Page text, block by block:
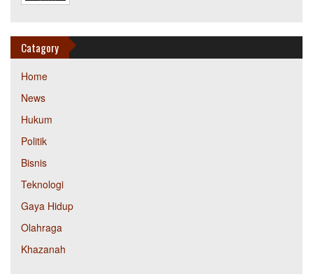
Catagory
Home
News
Hukum
Politik
Bisnis
Teknologi
Gaya Hidup
Olahraga
Khazanah